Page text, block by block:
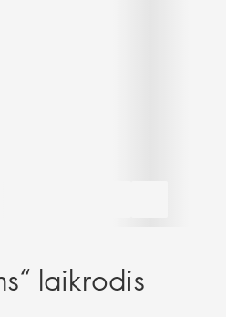
laikrodis